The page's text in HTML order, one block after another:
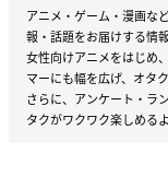
アニメ・ゲーム・漫画な
報・話題をお届けする情
女性向けアニメをはじめ
マーにも幅を広げ、オタ
さらに、アンケート・ラ
タクがワクワク楽しめる